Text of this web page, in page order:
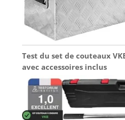
Test du set de couteaux
avec accessoires inclus